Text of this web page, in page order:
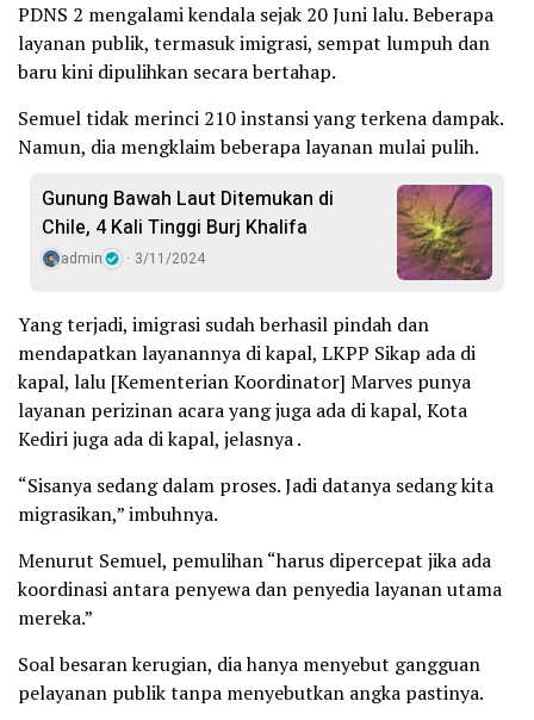
PDNS 2 mengalami kendala sejak 20 Juni lalu. Beberapa
layanan publik, termasuk imigrasi, sempat lumpuh dan
baru kini dipulihkan secara bertahap.
Semuel tidak merinci 210 instansi yang terkena dampak.
Namun, dia mengklaim beberapa layanan mulai pulih.
Gunung Bawah Laut Ditemukan di
Chile, 4 Kali Tinggi Burj Khalifa
admin 3/11/2024
Yang terjadi, imigrasi sudah berhasil pindah dan
mendapatkan layanannya di kapal, LKPP Sikap ada di
kapal, lalu [Kementerian Koordinator] Marves punya
layanan perizinan acara yang juga ada di kapal, Kota
Kediri juga ada di kapal, jelasnya .
“Sisanya sedang dalam proses. Jadi datanya sedang kita
migrasikan,” imbuhnya.
Menurut Semuel, pemulihan “harus dipercepat jika ada
koordinasi antara penyewa dan penyedia layanan utama
mereka.”
Soal besaran kerugian, dia hanya menyebut gangguan
pelayanan publik tanpa menyebutkan angka pastinya.